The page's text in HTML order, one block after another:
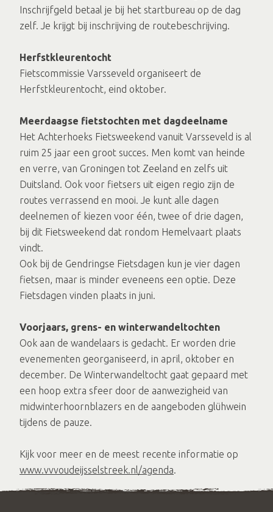
Inschrijfgeld betaal je bij het startbureau op de dag
zelf. Je krijgt bij inschrijving de routebeschrijving.
Herfstkleurentocht
Fietscommissie Varsseveld organiseert de
Herfstkleurentocht, eind oktober.
Meerdaagse fietstochten met dagdeelname
Het Achterhoeks Fietsweekend vanuit Varsseveld is al
ruim 25 jaar een groot succes. Men komt van heinde
en verre, van Groningen tot Zeeland en zelfs uit
Duitsland. Ook voor fietsers uit eigen regio zijn de
routes verrassend en mooi. Je kunt alle dagen
deelnemen of kiezen voor één, twee of drie dagen,
bij dit Fietsweekend dat rondom Hemelvaart plaats
vindt.
Ook bij de Gendringse Fietsdagen kun je vier dagen
fietsen, maar is minder eveneens een optie. Deze
Fietsdagen vinden plaats in juni.
Voorjaars, grens- en winterwandeltochten
Ook aan de wandelaars is gedacht. Er worden drie
evenementen georganiseerd, in april, oktober en
december. De Winterwandeltocht gaat gepaard met
een hoop extra sfeer door de aanwezigheid van
midwinterhoornblazers en de aangeboden glühwein
tijdens de pauze.
Kijk voor meer en de meest recente informatie op
www.vvvoudeijsselstreek.nl/agenda.